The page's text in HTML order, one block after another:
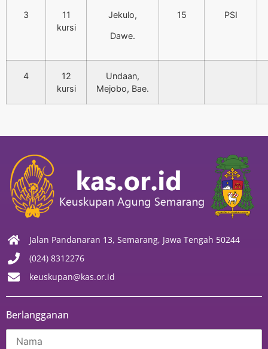
3
11
kursi
Jekulo,
Dawe.
15 PSI
4
12
kursi
Undaan,
Mejobo, Bae.
Jalan Pandanaran 13, Semarang, Jawa Tengah 50244
(024) 8312276
keuskupan@kas.or.id
Berlangganan